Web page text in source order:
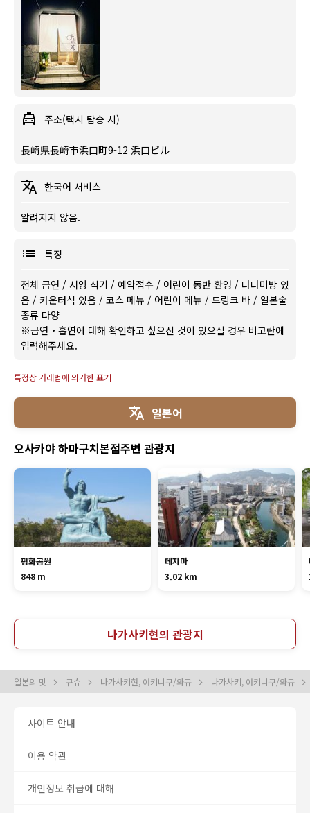
주소(택시 탑승 시)
長崎県長崎市浜口町9-12 浜口ビル
한국어 서비스
알려지지 않음.
특징
전체 금연 / 서양 식기 / 예약접수 / 어린이 동반 환영 / 다다미방 있
음 / 카운터석 있음 / 코스 메뉴 / 어린이 메뉴 / 드링크 바 / 일본술
종류 다양
※금연・흡연에 대해 확인하고 싶으신 것이 있으실 경우 비고란에
입력해주세요.
특정상 거래법에 의거한 표기
일본어
오사카야 하마구치본점주변 관광지
평화공원
848 m
데지마
3.02 km
나가사키현의 관광지
일본의 맛 규슈 나가사키현, 야키니쿠/와규 나가사키, 야키니쿠/와규
사이트 안내
이용 약관
개인정보 취급에 대해